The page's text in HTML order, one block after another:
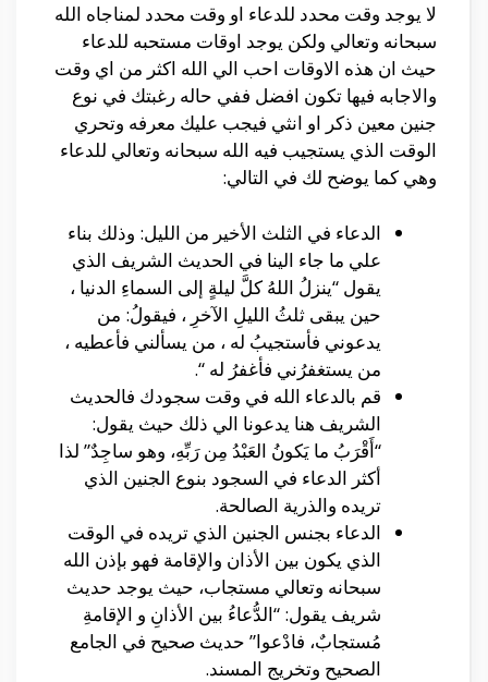
لا يوجد وقت محدد للدعاء او وقت محدد لمناجاه الله
سبحانه وتعالي ولكن يوجد اوقات مستحبه للدعاء
حيث ان هذه الاوقات احب الي الله اكثر من اي وقت
والاجابه فيها تكون افضل ففي حاله رغبتك في نوع
جنين معين ذكر او انثي فيجب عليك معرفه وتحري
الوقت الذي يستجيب فيه الله سبحانه وتعالي للدعاء
وهي كما يوضح لك في التالي:
الدعاء في الثلث الأخير من الليل: وذلك بناء
علي ما جاء الينا في الحديث الشريف الذي
يقول “ينزلُ اللهُ كلَّ ليلةٍ إلى السماءِ الدنيا ،
حين يبقى ثلثُ الليلِ الآخرِ ، فيقولُ: من
يدعوني فأستجيبُ له ، من يسألني فأعطيه ،
من يستغفرُني فأغفرُ له “.
قم بالدعاء الله في وقت سجودك فالحديث
الشريف هنا يدعونا الي ذلك حيث يقول:
“أَقْرَبُ ما يَكونُ العَبْدُ مِن رَبِّهِ، وهو ساجِدٌ” لذا
أكثر الدعاء في السجود بنوع الجنين الذي
تريده والذرية الصالحة.
الدعاء بجنس الجنين الذي تريده في الوقت
الذي يكون بين الأذان والإقامة فهو بإذن الله
سبحانه وتعالي مستجاب، حيث يوجد حديث
شريف يقول: “الدُّعاءُ بين الأذانِ و الإقامةِ
مُستجابٌ، فادْعوا” حديث صحيح في الجامع
الصحيح وتخريج المسند.